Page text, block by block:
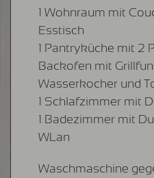
1 Wohnraum mit
Esstisch
1 Pantryküche mit 2
Backofen mit
Wasserkocher und
1 Schlafzimmer mit
1 Badezimmer mit
WLan
Waschmaschine